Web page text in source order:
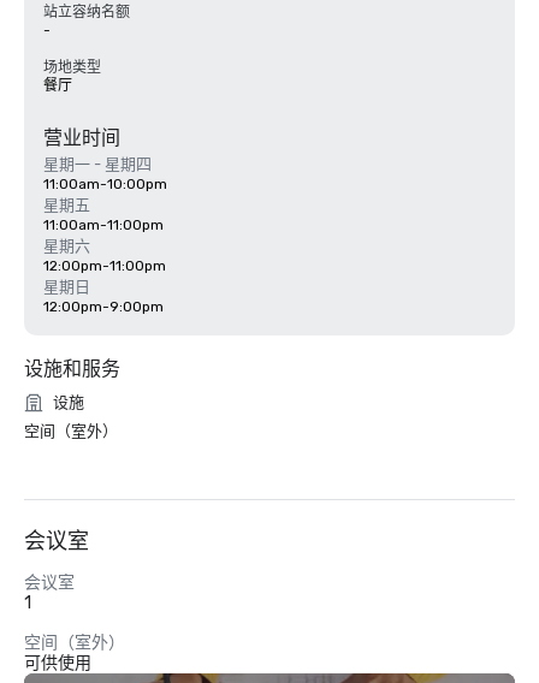
站立容纳名额
-
场地类型
餐厅
营业时间
星期一 - 星期四
11:00am-10:00pm
星期五
11:00am-11:00pm
星期六
12:00pm-11:00pm
星期日
12:00pm-9:00pm
设施和服务
设施
空间（室外）
会议室
会议室
1
空间（室外）
可供使用